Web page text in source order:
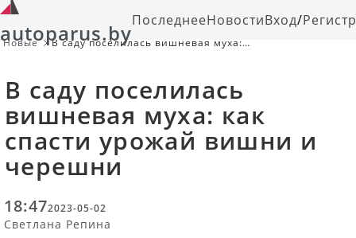
autoparus.byПоследнееНовостиВход/
Новые
В саду поселилась вишневая муха:
В саду поселилась
вишневая муха: как
спасти урожай вишни и
черешни
18:472023-05-02
Светлана Репина